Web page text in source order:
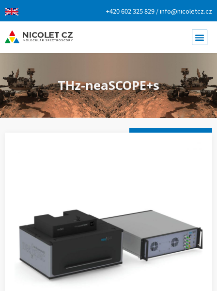
+420 602 325 829 / info@nicoletcz.cz
THz-neaSCOPE+s